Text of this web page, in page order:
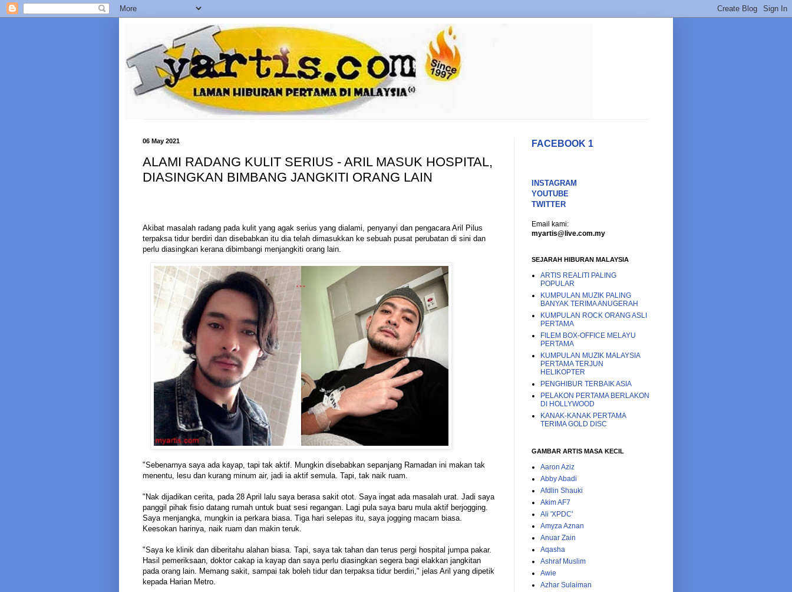
06 May 2021
ALAMI RADANG KULIT SERIUS - ARIL MASUK HOSPITAL,
DIASINGKAN BIMBANG JANGKITI ORANG LAIN
Akibat masalah radang pada kulit yang agak serius yang dialami, penyanyi dan pengacara Aril Pilus
terpaksa tidur berdiri dan disebabkan itu dia telah dimasukkan ke sebuah pusat perubatan di sini dan
perlu diasingkan kerana dibimbangi menjangkiti orang lain.
"Sebenarnya saya ada kayap, tapi tak aktif. Mungkin disebabkan sepanjang Ramadan ini makan tak
menentu, lesu dan kurang minum air, jadi ia aktif semula. Tapi, tak naik ruam.
"Nak dijadikan cerita, pada 28 April lalu saya berasa sakit otot. Saya ingat ada masalah urat. Jadi saya
panggil pihak fisio datang rumah untuk buat sesi regangan. Lagi pula saya baru mula aktif berjogging.
Saya menjangka, mungkin ia perkara biasa. Tiga hari selepas itu, saya jogging macam biasa.
Keesokan harinya, naik ruam dan makin teruk.
"Saya ke klinik dan diberitahu alahan biasa. Tapi, saya tak tahan dan terus pergi hospital jumpa pakar.
Hasil pemeriksaan, doktor cakap ia kayap dan saya perlu diasingkan segera bagi elakkan jangkitan
pada orang lain. Memang sakit, sampai tak boleh tidur dan terpaksa tidur berdiri," jelas Aril yang dipetik
kepada Harian Metro.
FACEBOOK 1
INSTAGRAM
YOUTUBE
TWITTER
Email kami:
myartis@live.com.my
SEJARAH HIBURAN MALAYSIA
ARTIS REALITI PALING
POPULAR
KUMPULAN MUZIK PALING
BANYAK TERIMA ANUGERAH
KUMPULAN ROCK ORANG ASLI
PERTAMA
FILEM BOX-OFFICE MELAYU
PERTAMA
KUMPULAN MUZIK MALAYSIA
PERTAMA TERJUN
HELIKOPTER
PENGHIBUR TERBAIK ASIA
PELAKON PERTAMA BERLAKON
DI HOLLYWOOD
KANAK-KANAK PERTAMA
TERIMA GOLD DISC
GAMBAR ARTIS MASA KECIL
Aaron Aziz
Abby Abadi
Afdlin Shauki
Akim AF7
Ali 'XPDC'
Amyza Aznan
Anuar Zain
Aqasha
Ashraf Muslim
Awie
Azhar Sulaiman